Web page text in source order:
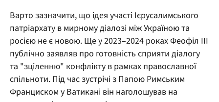
Варто зазначити, що ідея участі Ієрусалимського
патріархату в мирному діалозі між Україною та
росією не є новою. Ще у 2023–2024 роках Феофіл III
публічно заявляв про готовність сприяти діалогу
та "зціленню" конфлікту в рамках православної
спільноти. Під час зустрічі з Папою Римським
Франциском у Ватикані він наголошував на